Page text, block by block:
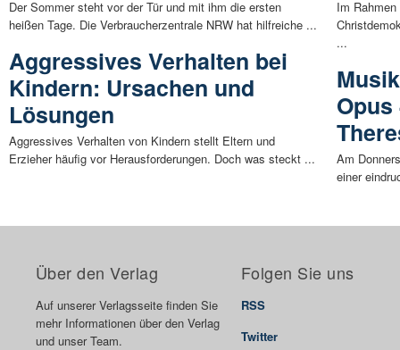
Der Sommer steht vor der Tür und mit ihm die ersten
heißen Tage. Die Verbraucherzentrale NRW hat hilfreiche ...
Aggressives Verhalten bei
Kindern: Ursachen und
Lösungen
Aggressives Verhalten von Kindern stellt Eltern und
Erzieher häufig vor Herausforderungen. Doch was steckt ...
Im
...
Am
einer
Über den Verlag
Auf unserer Verlagsseite finden Sie
mehr Informationen über den Verlag
und unser Team.
Folgen Sie uns
RSS
Twitter